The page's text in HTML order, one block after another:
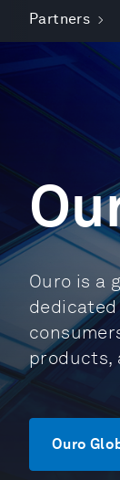
Partners
Ouro is a
products,
Ouro